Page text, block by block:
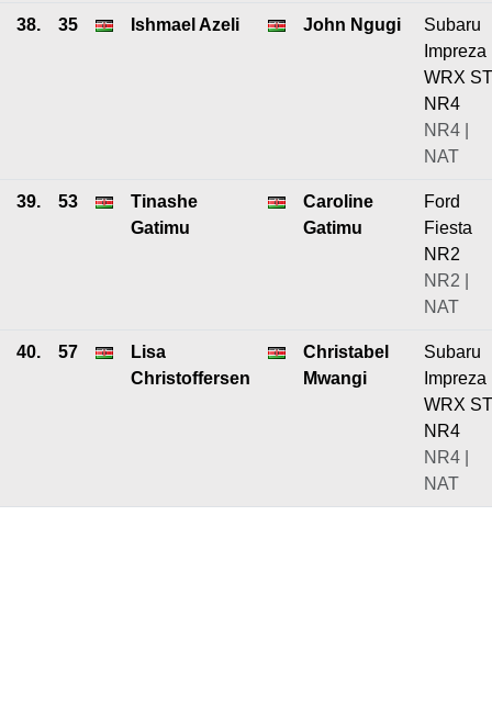
38. 35 Ishmael Azeli John Ngugi
Subaru
Impreza
WRX
NR4
NR4 |
NAT
39. 53
Tinashe
Gatimu
Caroline
Gatimu
Ford
Fiesta
NR2
NR2 |
NAT
40. 57
Lisa
Christoffersen
Christabel
Mwangi
Subaru
Impreza
WRX
NR4
NR4 |
NAT